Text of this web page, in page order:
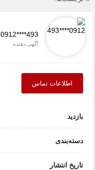
0912****493
آگهی دهنده
اطلاعات تماس
بازدید
دسته‌بندی
تاریخ انتشار